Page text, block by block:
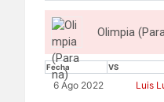
Olimpia
Fecha VS
6 Ago 2022 Luis